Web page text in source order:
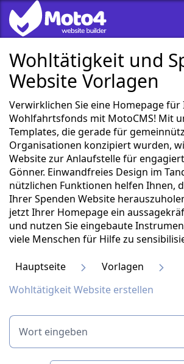
Wohltätigkeit und
Website Vorlagen
Verwirklichen Sie eine Homepage für
Wohlfahrtsfonds mit MotoCMS! Mit
Templates, die gerade für
Organisationen konzipiert wurden,
Website zur Anlaufstelle für
Gönner. Einwandfreies Design im
nützlichen Funktionen helfen Ihnen,
Ihrer Spenden Website
jetzt Ihrer Homepage ein
und nutzen Sie eingebaute
viele Menschen für Hilfe zu
Hauptseite
Vorlagen
Wohltätigkeit Website erstellen